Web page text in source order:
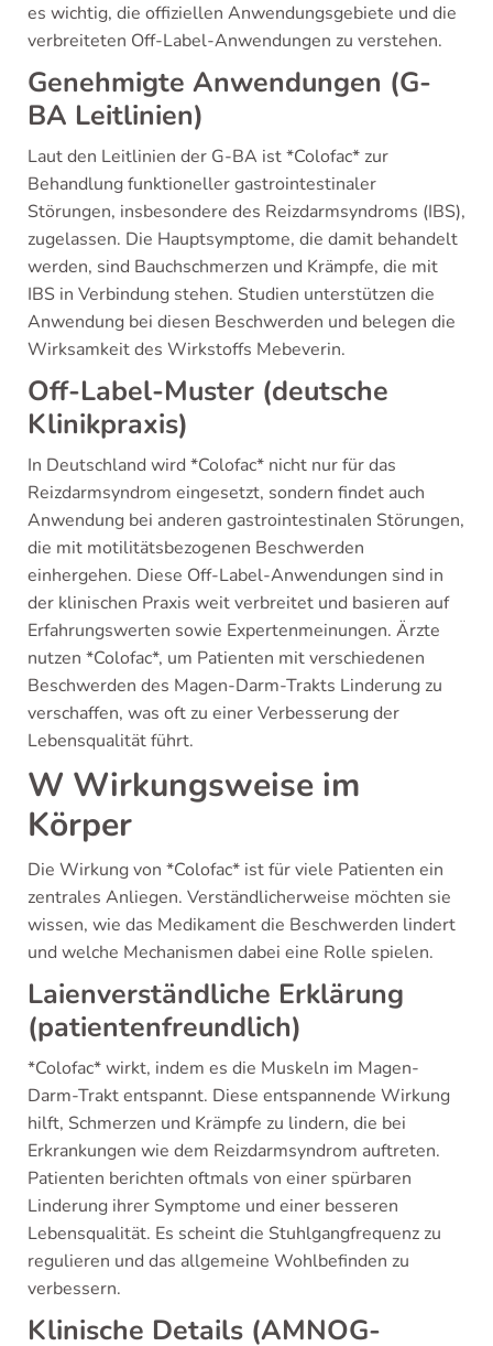
es wichtig, die offiziellen Anwendungsgebiete und die
verbreiteten Off-Label-Anwendungen zu verstehen.
Genehmigte Anwendungen (G-
BA Leitlinien)
Laut den Leitlinien der G-BA ist *Colofac* zur
Behandlung funktioneller gastrointestinaler
Störungen, insbesondere des Reizdarmsyndroms (IBS),
zugelassen. Die Hauptsymptome, die damit behandelt
werden, sind Bauchschmerzen und Krämpfe, die mit
IBS in Verbindung stehen. Studien unterstützen die
Anwendung bei diesen Beschwerden und belegen die
Wirksamkeit des Wirkstoffs Mebeverin.
Off-Label-Muster (deutsche
Klinikpraxis)
In Deutschland wird *Colofac* nicht nur für das
Reizdarmsyndrom eingesetzt, sondern findet auch
Anwendung bei anderen gastrointestinalen Störungen,
die mit motilitätsbezogenen Beschwerden
einhergehen. Diese Off-Label-Anwendungen sind in
der klinischen Praxis weit verbreitet und basieren auf
Erfahrungswerten sowie Expertenmeinungen. Ärzte
nutzen *Colofac*, um Patienten mit verschiedenen
Beschwerden des Magen-Darm-Trakts Linderung zu
verschaffen, was oft zu einer Verbesserung der
Lebensqualität führt.
W Wirkungsweise im
Körper
Die Wirkung von *Colofac* ist für viele Patienten ein
zentrales Anliegen. Verständlicherweise möchten sie
wissen, wie das Medikament die Beschwerden lindert
und welche Mechanismen dabei eine Rolle spielen.
Laienverständliche Erklärung
(patientenfreundlich)
*Colofac* wirkt, indem es die Muskeln im Magen-
Darm-Trakt entspannt. Diese entspannende Wirkung
hilft, Schmerzen und Krämpfe zu lindern, die bei
Erkrankungen wie dem Reizdarmsyndrom auftreten.
Patienten berichten oftmals von einer spürbaren
Linderung ihrer Symptome und einer besseren
Lebensqualität. Es scheint die Stuhlgangfrequenz zu
regulieren und das allgemeine Wohlbefinden zu
verbessern.
Klinische Details (AMNOG-